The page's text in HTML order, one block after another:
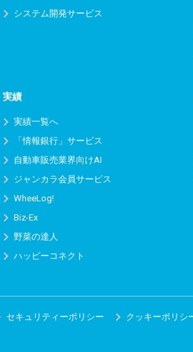
システム開発サービス
実績
実績一覧へ
「情報銀行」サービス
自動車販売業界向けAI
ジャンカラ会員サービス
WheeLog!
Biz-Ex
野菜の達人
ハッピーコネクト
セキュリティーポリシー クッキーポリシ